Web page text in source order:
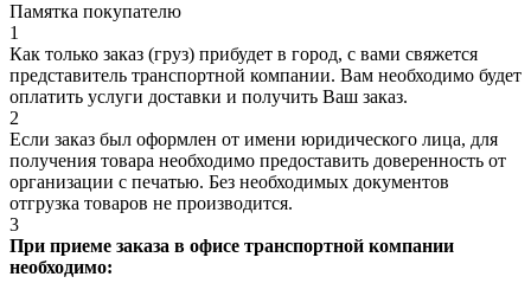
Памятка покупателю
1
Как только заказ (груз) прибудет в город, с вами свяжется
представитель транспортной компании. Вам необходимо будет
оплатить услуги доставки и получить Ваш заказ.
2
Если заказ был оформлен от имени юридического лица, для
получения товара необходимо предоставить доверенность от
организации с печатью. Без необходимых документов
отгрузка товаров не производится.
3
При приеме заказа в офисе транспортной компании
необходимо: